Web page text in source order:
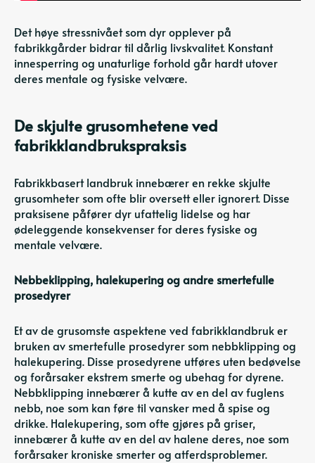
Det høye stressnivået som dyr opplever på
fabrikkgårder bidrar til dårlig livskvalitet. Konstant
innesperring og unaturlige forhold går hardt utover
deres mentale og fysiske velvære.
De skjulte grusomhetene ved
fabrikklandbrukspraksis
Fabrikkbasert landbruk innebærer en rekke skjulte
grusomheter som ofte blir oversett eller ignorert. Disse
praksisene påfører dyr ufattelig lidelse og har
ødeleggende konsekvenser for deres fysiske og
mentale velvære.
Nebbeklipping, halekupering og andre smertefulle
prosedyrer
Et av de grusomste aspektene ved fabrikklandbruk er
bruken av smertefulle prosedyrer som nebbklipping og
halekupering. Disse prosedyrene utføres uten bedøvelse
og forårsaker ekstrem smerte og ubehag for dyrene.
Nebbklipping innebærer å kutte av en del av fuglens
nebb, noe som kan føre til vansker med å spise og
drikke. Halekupering, som ofte gjøres på griser,
innebærer å kutte av en del av halene deres, noe som
forårsaker kroniske smerter og atferdsproblemer.